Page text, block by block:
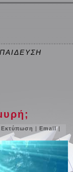
Εκτύπωση |Email|